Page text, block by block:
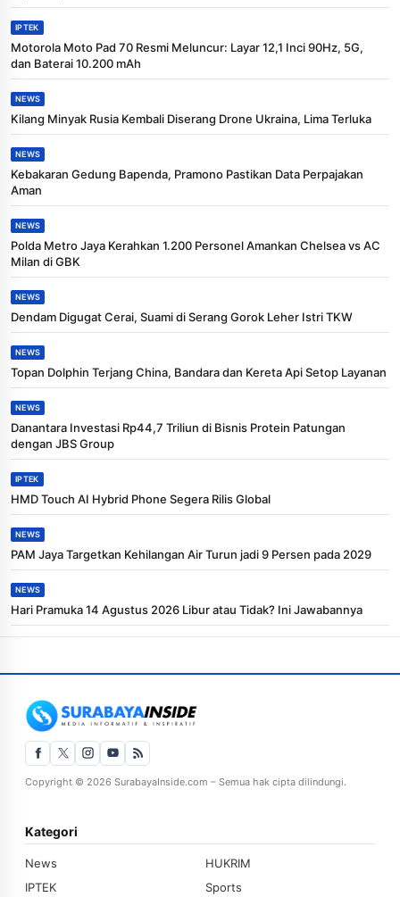
IPTEK
Motorola Moto Pad 70 Resmi Meluncur: Layar 12,1 Inci 90Hz, 5G,
dan Baterai 10.200 mAh
NEWS
Kilang Minyak Rusia Kembali Diserang Drone Ukraina, Lima Terluka
NEWS
Kebakaran Gedung Bapenda, Pramono Pastikan Data Perpajakan
Aman
NEWS
Polda Metro Jaya Kerahkan 1.200 Personel Amankan Chelsea vs AC
Milan di GBK
NEWS
Dendam Digugat Cerai, Suami di Serang Gorok Leher Istri TKW
NEWS
Topan Dolphin Terjang China, Bandara dan Kereta Api Setop Layanan
NEWS
Danantara Investasi Rp44,7 Triliun di Bisnis Protein Patungan
dengan JBS Group
IPTEK
HMD Touch AI Hybrid Phone Segera Rilis Global
NEWS
PAM Jaya Targetkan Kehilangan Air Turun jadi 9 Persen pada 2029
NEWS
Hari Pramuka 14 Agustus 2026 Libur atau Tidak? Ini Jawabannya
Copyright © 2026 SurabayaInside.com – Semua hak cipta dilindungi.
Kategori
News
HUKRIM
IPTEK
Sports